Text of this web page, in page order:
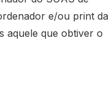
e/ou print da
aquele que obtiver o